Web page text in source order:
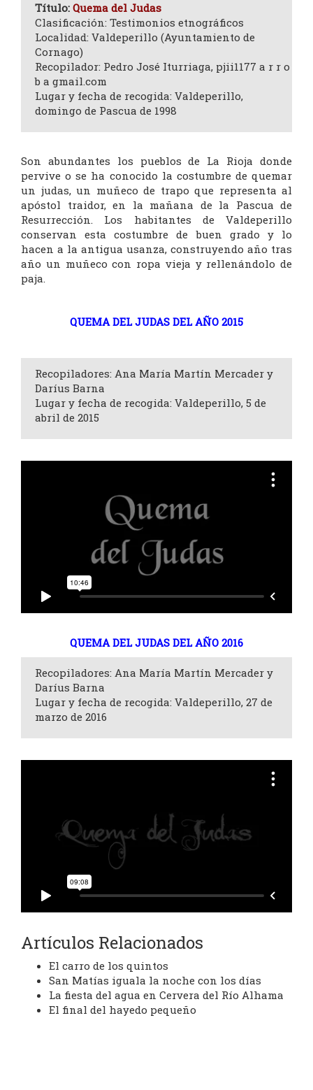
Título: Quema del Judas
Clasificación: Testimonios etnográficos
Localidad: Valdeperillo (Ayuntamiento de
Cornago)
Recopilador: Pedro José Iturriaga, pjii1177 a r r o
b a gmail.com
Lugar y fecha de recogida: Valdeperillo,
domingo de Pascua de 1998
Son abundantes los pueblos de La Rioja donde
pervive o se ha conocido la costumbre de quemar
un judas, un muñeco de trapo que representa al
apóstol traidor, en la mañana de la Pascua de
Resurrección. Los habitantes de Valdeperillo
conservan esta costumbre de buen grado y lo
hacen a la antigua usanza, construyendo año tras
año un muñeco con ropa vieja y rellenándolo de
paja.
QUEMA DEL JUDAS DEL AÑO 2015
Recopiladores: Ana María Martín Mercader y
Daríus Barna
Lugar y fecha de recogida: Valdeperillo, 5 de
abril de 2015
QUEMA DEL JUDAS DEL AÑO 2016
Recopiladores: Ana María Martín Mercader y
Daríus Barna
Lugar y fecha de recogida: Valdeperillo, 27 de
marzo de 2016
Artículos Relacionados
El carro de los quintos
San Matías iguala la noche con los días
La fiesta del agua en Cervera del Río Alhama
El final del hayedo pequeño